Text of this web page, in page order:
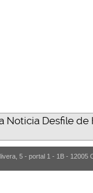
Noticia Desfile
5 - portal 1 - 1B - 12005